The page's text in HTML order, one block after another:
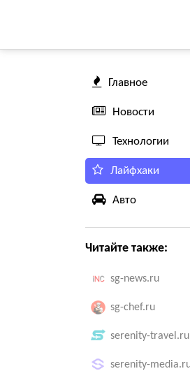
Главное
Новости
Технологии
Лайфхаки
Авто
Читайте также:
sg-news.ru
sg-chef.ru
serenity-travel.ru
serenity-